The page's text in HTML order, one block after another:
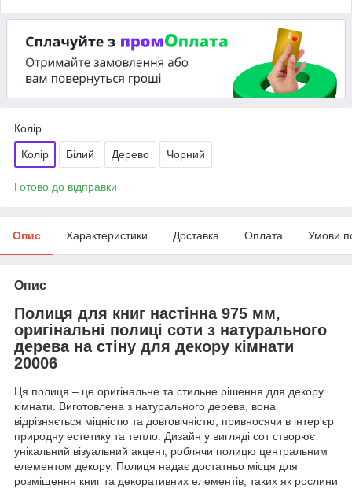
Колір
Колір Білий Дерево Чорний
Готово до відправки
Опис Характеристики Доставка Оплата Умови
Опис
Полиця для книг настінна 975 мм,
оригінальні полиці соти з натурального
дерева на стіну для декору кімнати
20006
Ця полиця – це оригінальне та стильне рішення для декору
кімнати. Виготовлена ​​з натурального дерева, вона
відрізняється міцністю та довговічністю, привносячи в інтер'єр
природну естетику та тепло. Дизайн у вигляді сот створює
унікальний візуальний акцент, роблячи полицю центральним
елементом декору. Полиця надає достатньо місця для
розміщення книг та декоративних елементів, таких як рослини